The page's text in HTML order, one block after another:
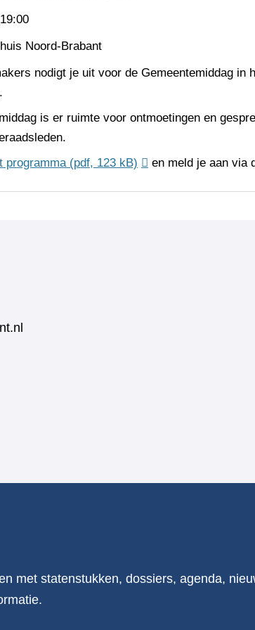
19:00
Noord-Brabant
nodigt je uit voor de Gemeentemiddag in
is er ruimte voor ontmoetingen en
programma(pdf, 123 kB) en meld je aan via
met statenstukken, dossiers, agenda,